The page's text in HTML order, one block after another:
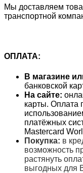
Мы доставляем
транспортной
ОПЛАТА:
В магазине
банковской
На сайте:
карты.
платёжных
Mastercard
Покупка: в
возможность
растянуть
выгодных для